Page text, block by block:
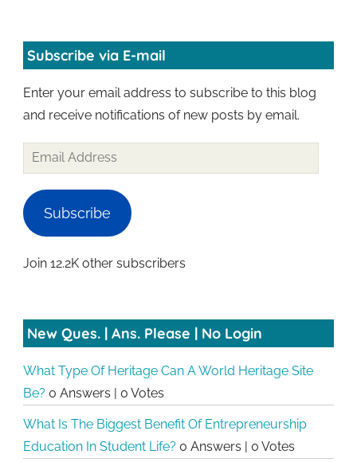
Subscribe via E-mail
Enter your email address to subscribe to this blog
and receive notifications of new posts by email.
Email
Address
Subscribe
Join 12.2K other subscribers
New Ques. | Ans. Please | No Login
What Type Of Heritage Can A World Heritage Site
Be? 0 Answers 0 Votes
What Is The Biggest Benefit Of Entrepreneurship
Education In Student Life? 0 Answers 0 Votes